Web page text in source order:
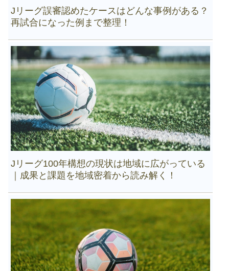
Jリーグ誤審認めたケースはどんな事例がある？
再試合になった例まで整理！
Jリーグ100年構想の現状は地域に広がっている
｜成果と課題を地域密着から読み解く！